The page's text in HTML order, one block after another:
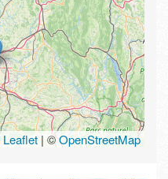
Leaflet | ©OpenStreetMap